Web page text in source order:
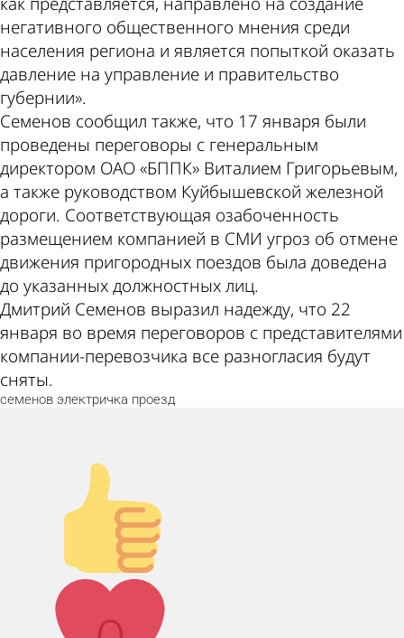
негативного общественного мнения среди
населения региона и является попыткой оказать
давление на управление и правительство
губернии».
Семенов сообщил также, что 17 января были
проведены переговоры с генеральным
директором ОАО «БППК» Виталием Григорьевым,
а также руководством Куйбышевской железной
дороги. Соответствующая озабоченность
размещением компанией в СМИ угроз об отмене
движения пригородных поездов была доведена
до указанных должностных лиц.
Дмитрий Семенов выразил надежду, что 22
января во время переговоров с представителями
компании-перевозчика все разногласия будут
сняты.
семенов электричка проезд
Палец вверх!
Лайк!